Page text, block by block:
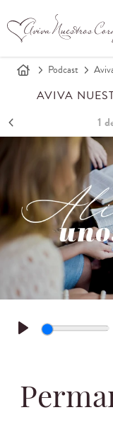
Podcast
AVIVA
1
Play